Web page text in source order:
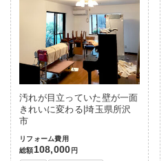
汚れが目立っていた壁が一面
きれいに変わる|埼玉県所沢
市
リフォーム費用
総額108,000 円